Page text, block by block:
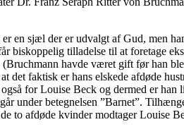
en sjæl der er udvalgt af Gud, men
biskoppelig tilladelse til at foretage
havde været gift før han
det faktisk er hans elskede afdøde
for Louise Beck og dermed er
under betegnelsen ”Barnet”.
to afdøde kvinder modtager Louise